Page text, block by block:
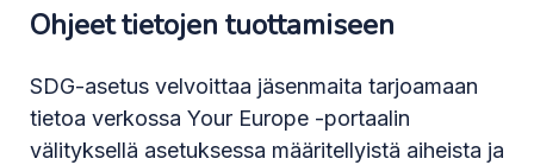
Ohjeet tietojen tuottamiseen
SDG-asetus velvoittaa jäsenmaita tarjoamaan
tietoa verkossa Your Europe -portaalin
välityksellä asetuksessa määritellyistä aiheista ja